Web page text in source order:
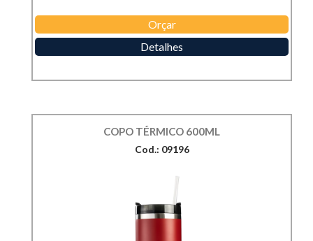
Orçar
Detalhes
COPO TÉRMICO 600ML
Cod.: 09196